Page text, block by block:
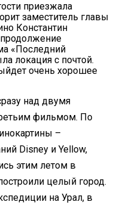
приезжала
заместитель главы
Константин
«Последний
локация с почтой.
очень хорошее
над двумя
фильмом. По
–
Disney и Yellow,
этим летом в
целый город.
на Урал, в